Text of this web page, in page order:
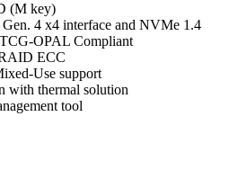
(M key)
4 x4 interface and NVMe 1.4
OPAL Compliant
ECC
Use support
with thermal solution
tool